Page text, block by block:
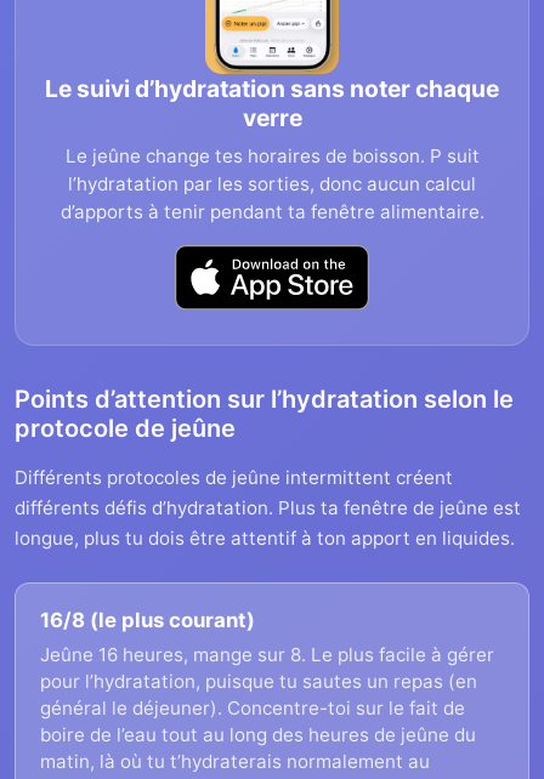
Le suivi d’hydratation sans noter chaque
verre
Le jeûne change tes horaires de boisson. P suit
l’hydratation par les sorties, donc aucun calcul
d’apports à tenir pendant ta fenêtre alimentaire.
Points d’attention sur l’hydratation selon le
protocole de jeûne
Différents protocoles de jeûne intermittent créent
différents défis d’hydratation. Plus ta fenêtre de jeûne est
longue, plus tu dois être attentif à ton apport en liquides.
16/8 (le plus courant)
Jeûne 16 heures, mange sur 8. Le plus facile à gérer
pour l’hydratation, puisque tu sautes un repas (en
général le déjeuner). Concentre-toi sur le fait de
boire de l’eau tout au long des heures de jeûne du
matin, là où tu t’hydraterais normalement au